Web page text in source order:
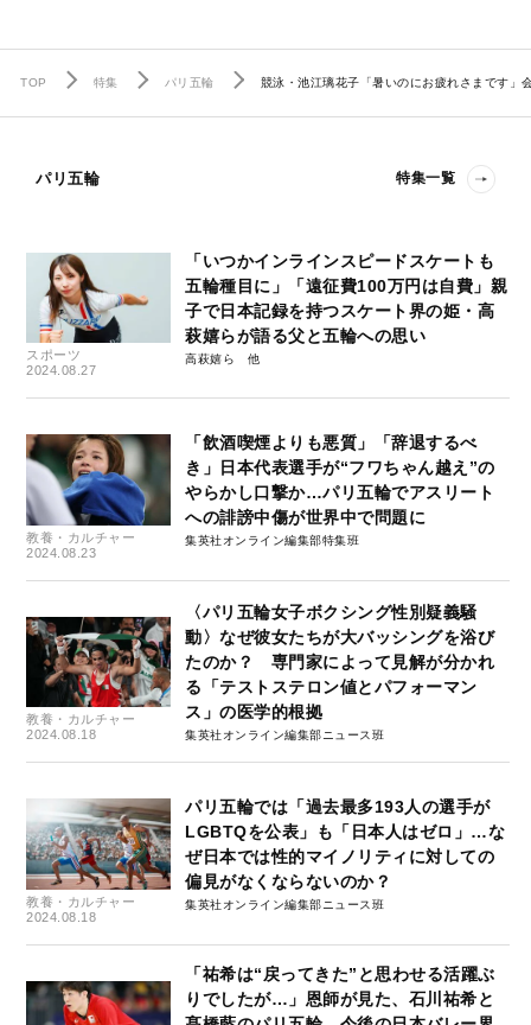
TOP 特集 パリ五輪 競泳・池江璃花子「暑いのにお疲れさまです
パリ五輪 特集一覧
スポーツ
2024.08.27
「いつかインラインスピードスケートも
五輪種目に」「遠征費100万円は自費」親
子で日本記録を持つスケート界の姫・高
萩嬉らが語る父と五輪への思い
高萩嬉ら
教養・カルチャー
2024.08.23
「飲酒喫煙よりも悪質」「辞退するべ
き」日本代表選手が“フワちゃん越え”の
やらかし口撃か…パリ五輪でアスリート
への誹謗中傷が世界中で問題に
集英社オンライン編集部特集班
教養・カルチャー
2024.08.18
〈パリ五輪女子ボクシング性別疑義騒
動〉なぜ彼女たちが大バッシングを浴び
たのか？ 専門家によって見解が分かれ
る「テストステロン値とパフォーマン
ス」の医学的根拠
集英社オンライン編集部ニュース班
教養・カルチャー
2024.08.18
パリ五輪では「過去最多193人の選手が
LGBTQを公表」も「日本人はゼロ」…な
ぜ日本では性的マイノリティに対しての
偏見がなくならないのか？
集英社オンライン編集部ニュース班
「祐希は“戻ってきた”と思わせる活躍ぶ
りでしたが…」恩師が見た、石川祐希と